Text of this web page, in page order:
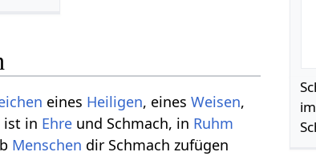
eines Heiligen, einesWeisen,
ist in Ehre und Schmach, in Ruhm
Menschen dir Schmach zufügen